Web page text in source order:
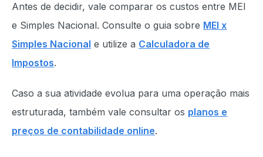
Antes de decidir, vale comparar os custos entre MEI
e Simples Nacional. Consulte o guia sobre MEI x
Simples Nacional e utilize a Calculadora de
Impostos.
Caso a sua atividade evolua para uma operação mais
estruturada, também vale consultar os planos e
preços de contabilidade online.